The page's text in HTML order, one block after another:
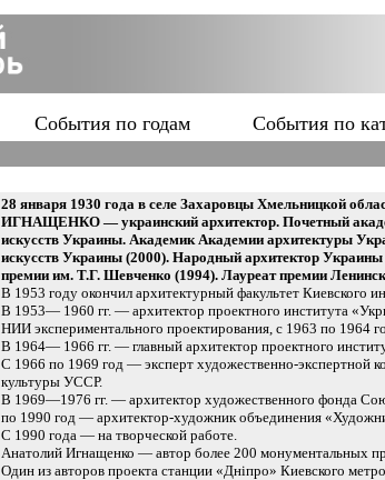
События по годам События по
28 января 1930 года в селе Захаровцы Хмельницкой
ИГНАЩЕНКО — украинский архитектор. Почетный
искусств Украины. Академик Академии архитектуры
искусств Украины (2000). Народный архитектор Украины
премии им. Т.Г. Шевченко (1994). Лауреат премии
В 1953 году окончил архитектурный факультет Киевского
В 1953— 1960 гг. — архитектор проектного института
НИИ экспериментального проектирования, с 1963 по
В 1964— 1966 гг. — главный архитектор проектного
С 1966 по 1969 год — эксперт художественно-экспертной
культуры УССР.
В 1969—1976 гг. — архитектор художественного фонда
по 1990 год — архитектор-художник объединения
С 1990 года — на творческой работе.
Анатолий Игнащенко — автор более 200 монументальных
Один из авторов проекта станции «Дніпро» Киевского